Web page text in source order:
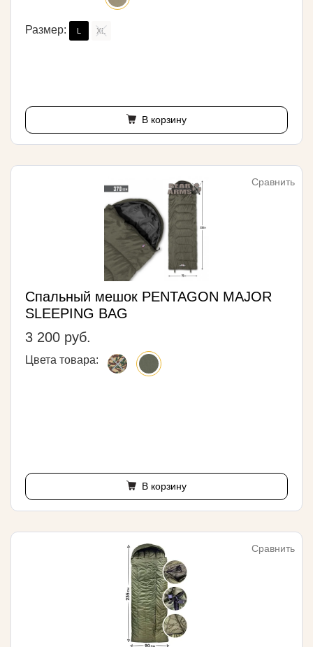
Размер: L XL
В корзину
Сравнить
Спальный мешок PENTAGON MAJOR
SLEEPING BAG
3 200 руб.
Цвета товара:
В корзину
Сравнить